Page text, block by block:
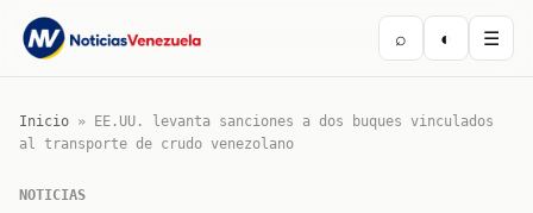
⌕ ◐ ☰
Inicio »
EE.UU. levanta sanciones a dos buques vinculados
al transporte de crudo venezolano
NOTICIAS